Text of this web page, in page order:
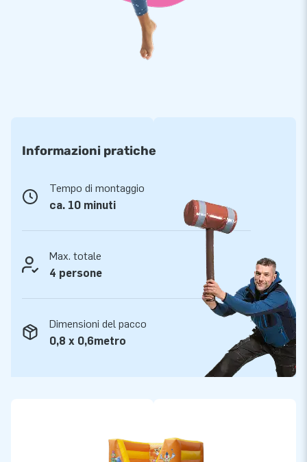
Da più di 15 anni JB fa letteralmente fare i salti di gioia a
milioni di persone in tutto il mondo.
I nostri progettisti, sviluppatori e addetti alla logistica
Informazioni pratiche
Tempo di montaggio
ca. 10 minuti
Max. totale
4 persone
Dimensioni del pacco
0,8 x 0,6metro